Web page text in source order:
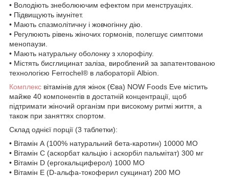
• Володіють знеболюючим ефектом при менструаціях.
• Підвищують імунітет.
• Мають спазмолітичну і жовчогінну дію.
• Регулюють рівень жіночих гормонів, полегшує симптоми
менопаузи.
• Мають натуральну оболонку з хлорофілу.
• Містять бисглицинат заліза, вироблений за запатентованою
технологією Ferrochel® в лабораторії Albion.
Комплекс вітамінів для жінок (Єва) NOW Foods Eve містить
майже 40 компонентів в достатній концентрації, щоб
підтримати жіночий організм при високому ритмі життя, а
також при заняттях спортом.
Склад однієї порції (3 таблетки):
• Вітамін А (100% натуральний бета-каротин) 10000 МО
• Вітамін С (аскорбат кальцію і аскорбіл пальмітат) 300 мг
• Вітамін D (ергокальциферол) 1000 МО
• Вітамін Е (D-альфа-токоферил сукцинат) 200 МО